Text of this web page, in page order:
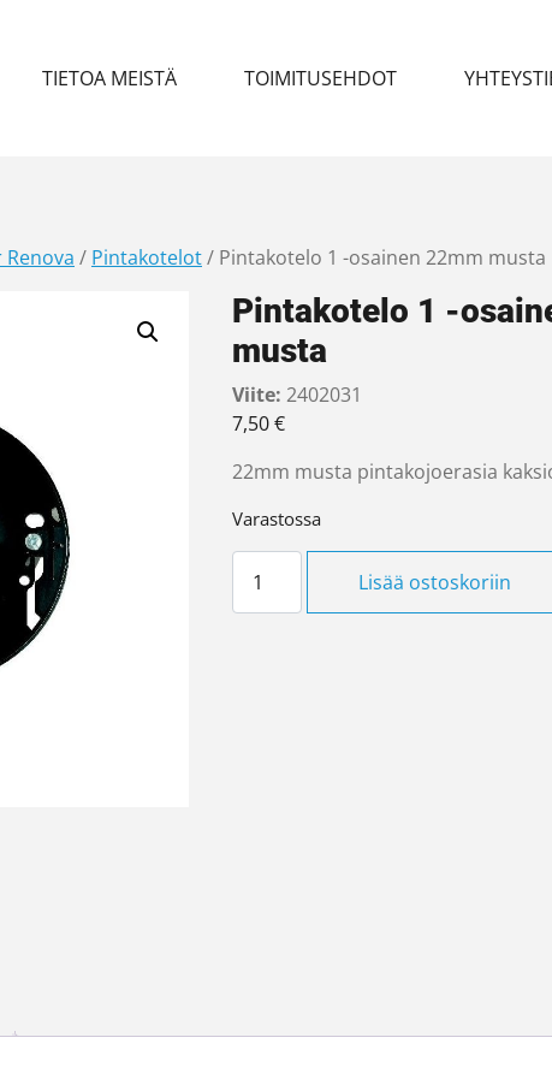
TIETOA MEISTÄ TOIMITUSEHDOT
/ Pintakotelot/ Pintakotelo 1 -osainen 22mm musta
Pintakotelo 1 -
musta
Viite: 2402031
7,50€
22mm musta pintakojoerasia
Varastossa
Lisää ostoskoriin